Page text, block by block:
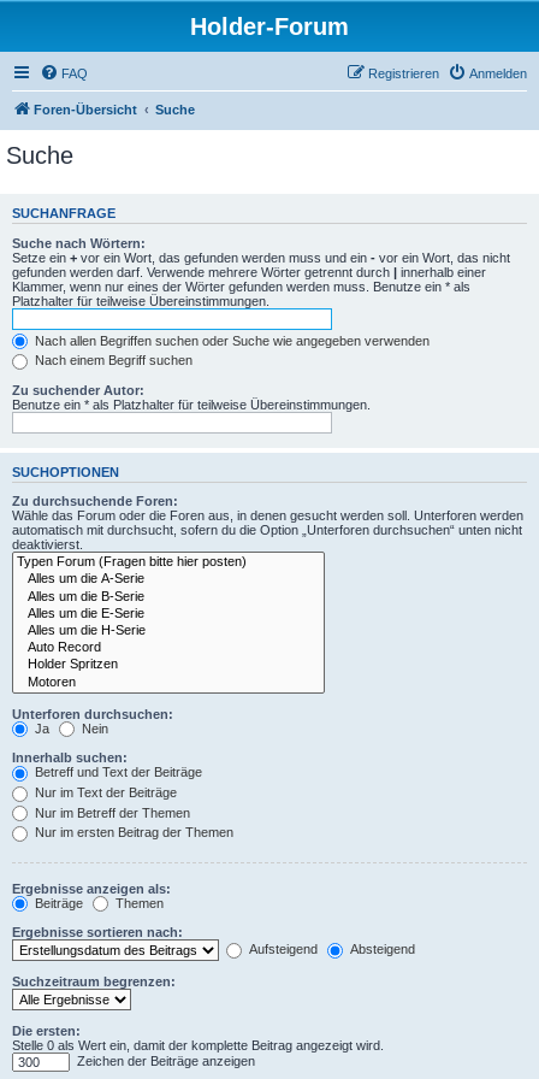
Holder-Forum
FAQ Anmelden
Registrieren
Foren-Übersicht Suche
Suche
SUCHANFRAGE
Suche nach Wörtern:
Setze ein + vor ein Wort, das gefunden werden muss und ein - vor ein Wort, das nicht
gefunden werden darf. Verwende mehrere Wörter getrennt durch | innerhalb einer
Klammer, wenn nur eines der Wörter gefunden werden muss. Benutze ein * als
Platzhalter für teilweise Übereinstimmungen.
Nach allen Begriffen suchen oder Suche wie angegeben verwenden
Nach einem Begriff suchen
Zu suchender Autor:
Benutze ein * als Platzhalter für teilweise Übereinstimmungen.
SUCHOPTIONEN
Zu durchsuchende Foren:
Wähle das Forum oder die Foren aus, in denen gesucht werden soll. Unterforen werden
automatisch mit durchsucht, sofern du die Option „Unterforen durchsuchen“ unten nicht
deaktivierst.
Unterforen durchsuchen:
Ja
Nein
Innerhalb suchen:
Betreff und Text der Beiträge
Nur im Text der Beiträge
Nur im Betreff der Themen
Nur im ersten Beitrag der Themen
Ergebnisse anzeigen als:
Beiträge
Themen
Ergebnisse sortieren nach:
Aufsteigend
Absteigend
Suchzeitraum begrenzen:
Die ersten:
Stelle 0 als Wert ein, damit der komplette Beitrag angezeigt wird.
Zeichen der Beiträge anzeigen